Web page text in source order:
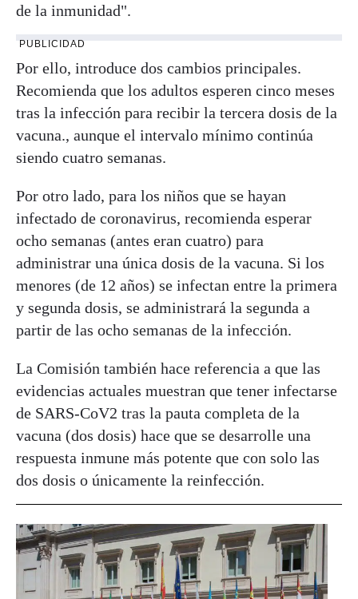
de la inmunidad".
PUBLICIDAD
Por ello, introduce dos cambios principales.
Recomienda que los adultos esperen cinco meses
tras la infección para recibir la tercera dosis de la
vacuna., aunque el intervalo mínimo continúa
siendo cuatro semanas.
Por otro lado, para los niños que se hayan
infectado de coronavirus, recomienda esperar
ocho semanas (antes eran cuatro) para
administrar una única dosis de la vacuna. Si los
menores (de 12 años) se infectan entre la primera
y segunda dosis, se administrará la segunda a
partir de las ocho semanas de la infección.
La Comisión también hace referencia a que las
evidencias actuales muestran que tener infectarse
de SARS-CoV2 tras la pauta completa de la
vacuna (dos dosis) hace que se desarrolle una
respuesta inmune más potente que con solo las
dos dosis o únicamente la reinfección.